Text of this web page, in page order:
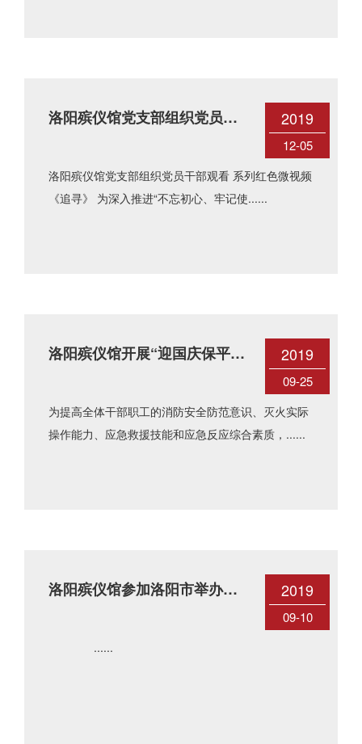
2019
12-05
洛阳殡仪馆党支部组织党员干
寻》
洛阳殡仪馆党支部组织党员干部观看 系列红色微视频
《追寻》 为深入推进“不忘初心、牢记使......
2019
09-25
洛阳殡仪馆开展“迎国庆保平
为提高全体干部职工的消防安全防范意识、灭火实际
操作能力、应急救援技能和应急反应综合素质，......
2019
09-10
洛阳殡仪馆参加洛阳市举办的
......